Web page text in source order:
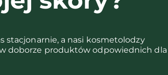
stacjonarnie, a nasi kosmetolodzy
doborze produktów odpowiednich dla